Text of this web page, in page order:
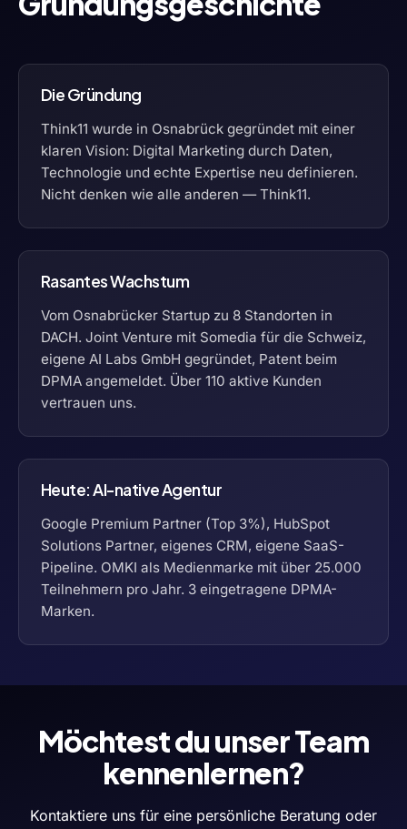
Die Gründung
Think11 wurde in Osnabrück gegründet mit einer
klaren Vision: Digital Marketing durch Daten,
Technologie und echte Expertise neu definieren.
Nicht denken wie alle anderen — Think11.
Rasantes Wachstum
Vom Osnabrücker Startup zu 8 Standorten in
DACH. Joint Venture mit Somedia für die Schweiz,
eigene AI Labs GmbH gegründet, Patent beim
DPMA angemeldet. Über 110 aktive Kunden
vertrauen uns.
Heute: AI-native Agentur
Google Premium Partner (Top 3%), HubSpot
Solutions Partner, eigenes CRM, eigene SaaS-
Pipeline. OMKI als Medienmarke mit über 25.000
Teilnehmern pro Jahr. 3 eingetragene DPMA-
Marken.
Möchtest du unser Team
kennenlernen?
Kontaktiere uns für eine persönliche Beratung oder